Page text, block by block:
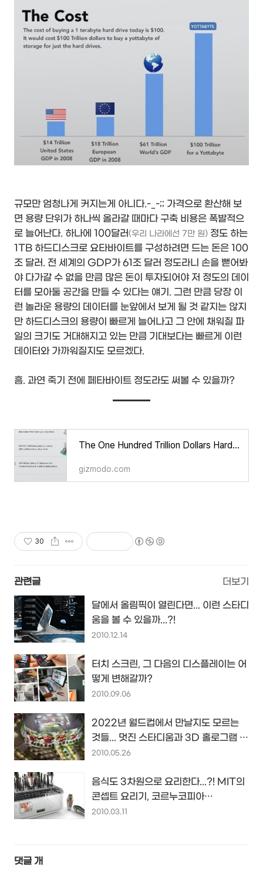
규모만 엄청나게 커지는게 아니다.-_-;; 가격으로 환산해 보
면 용량 단위가 하나씩 올라갈 때마다 구축 비용은 폭발적으
로 늘어난다. 하나에 100달러(우리 나라에선 7만 원) 정도 하는
1TB 하드디스크로 요타바이트를 구성하려면 드는 돈은 100
조 달러. 전 세계의 GDP가 61조 달러 정도라니 손을 뻗어봐
야 다가갈 수 없을 만큼 많은 돈이 투자되어야 저 정도의 데이
터를 모아둘 공간을 만들 수 있다는 얘기. 그런 만큼 당장 이
런 놀라운 용량의 데이터를 눈앞에서 보게 될 것 같지는 않지
만 하드디스크의 용량이 빠르게 늘어나고 그 안에 채워질 파
일의 크기도 거대해지고 있는 만큼 기대보다는 빠르게 이런
데이터와 가까워질지도 모르겠다.
흠. 과연 죽기 전에 페타바이트 정도라도 써볼 수 있을까?
The One Hundred Trillion Dollars Hard Drive
gizmodo.com
30
관련글 더보기
달에서 올림픽이 열린다면... 이런 스타디
움을 볼 수 있을까...?!
2010.12.14
터치 스크린, 그 다음의 디스플레이는 어
떻게 변해갈까?
2010.09.06
2022년 월드컵에서 만날지도 모르는
것들... 멋진 스타디움과 3D 홀로그램 중
계...?!
2010.05.26
음식도 3차원으로 요리한다...?! MIT의
콘셉트 요리기, 코르누코피아
(Cornucopia)...
2010.03.11
댓글 개